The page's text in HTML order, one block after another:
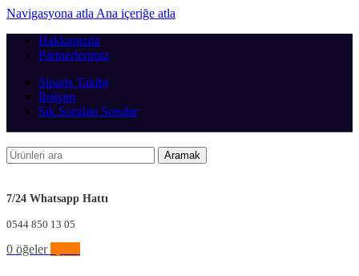
Navigasyona atla Ana içeriğe atla
Hakkımızda
Partnerlerimiz
Sipariş Takibi
İletişim
Sık Sorulan Sorular
Aramak
7/24 Whatsapp Hattı
0544 850 13 05
0 öğeler